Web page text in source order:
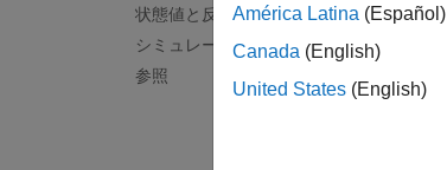
状態値と反復値の指定
シミュレーションの例
参照
América Latina (Español)
Canada (English)
United States (English)